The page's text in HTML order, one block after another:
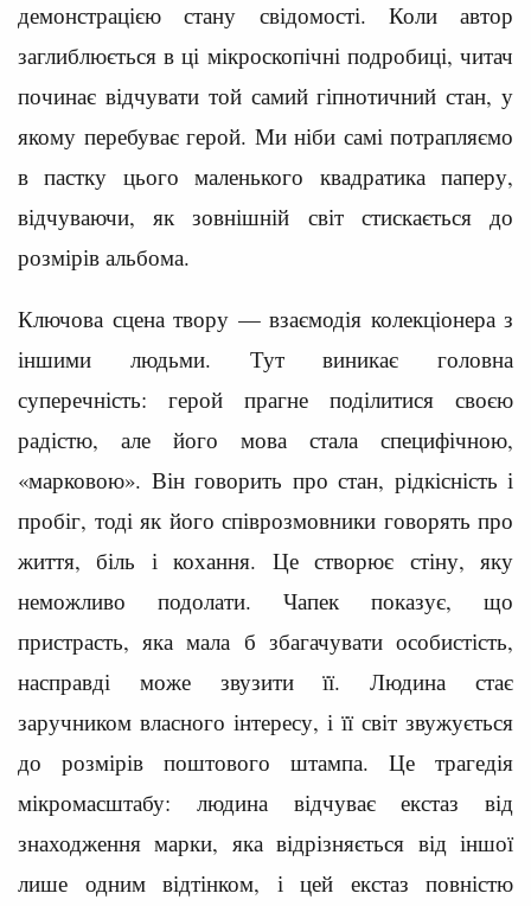
демонстрацією стану свідомості. Коли автор
заглиблюється в ці мікроскопічні подробиці, читач
починає відчувати той самий гіпнотичний стан, у
якому перебуває герой. Ми ніби самі потрапляємо
в пастку цього маленького квадратика паперу,
відчуваючи, як зовнішній світ стискається до
розмірів альбома.
Ключова сцена твору — взаємодія колекціонера з
іншими людьми. Тут виникає головна
суперечність: герой прагне поділитися своєю
радістю, але його мова стала специфічною,
«марковою». Він говорить про стан, рідкісність і
пробіг, тоді як його співрозмовники говорять про
життя, біль і кохання. Це створює стіну, яку
неможливо подолати. Чапек показує, що
пристрасть, яка мала б збагачувати особистість,
насправді може звузити її. Людина стає
заручником власного інтересу, і її світ звужується
до розмірів поштового штампа. Це трагедія
мікромасштабу: людина відчуває екстаз від
знаходження марки, яка відрізняється від іншої
лише одним відтінком, і цей екстаз повністю